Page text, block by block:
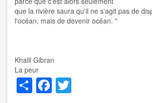
que la rivière saura qu'il ne s'agit pas de
l'océan, mais de devenir océan. "
Khalil Gibran
La peur
ShareFacebook